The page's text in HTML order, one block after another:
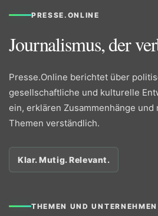
PRESSE.ONLINE
Journalismus, der
Presse.Online berichtet über
gesellschaftliche und kulturelle
ein, erklären Zusammenhänge und
Themen verständlich.
Klar. Mutig. Relevant.
THEMEN UND UNTERNEHMEN